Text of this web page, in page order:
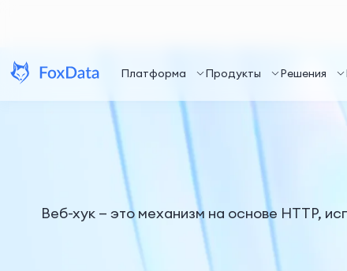
Платформа Продукты Решения
Веб-хук — это механизм на основе HTTP,